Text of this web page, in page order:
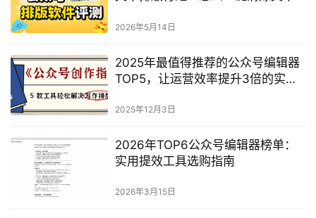
2026年5月14日
2025年最值得推荐的公众号编辑器
TOP5，让运营效率提升3倍的实用
2025年12月3日
2026年TOP6公众号编辑器榜单：
实用提效工具选购指南
2026年3月15日